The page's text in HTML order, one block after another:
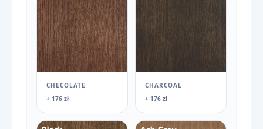
CHECOLATE
+ 176 zł
CHARCOAL
+ 176 zł